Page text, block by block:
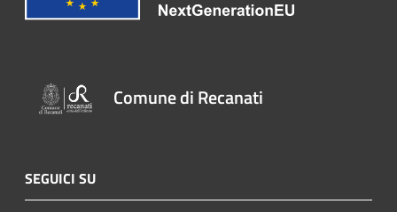
Comune di Recanati
SEGUICI SU